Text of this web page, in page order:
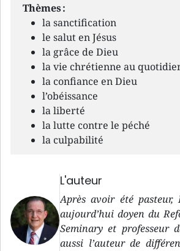
Thèmes :
la sanctification
le salut en Jésus
la grâce de Dieu
la vie chrétienne au
la confiance en Dieu
l’obéissance
la liberté
la lutte contre le péché
la culpabilité
L'auteur
Après avoir été
aujourd’hui doyen du
Seminary et professeur
aussi l’auteur de